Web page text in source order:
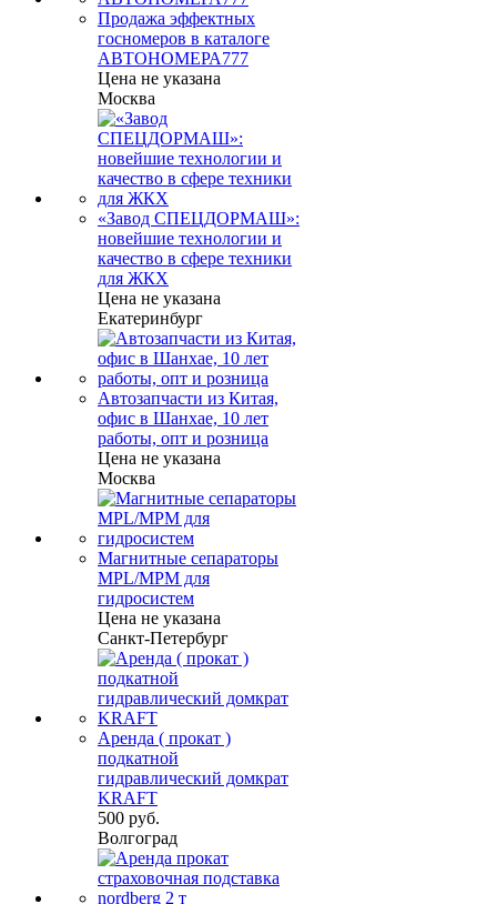
Продажа эффектных
госномеров в каталоге
АВТОНОМЕРА777
Цена не указана
Москва
«Завод СПЕЦДОРМАШ»:
новейшие технологии и
качество в сфере техники
для ЖКХ
Цена не указана
Екатеринбург
Автозапчасти из Китая,
офис в Шанхае, 10 лет
работы, опт и розница
Цена не указана
Москва
Магнитные сепараторы
MPL/MPM для
гидросистем
Цена не указана
Санкт-Петербург
Аренда ( прокат )
подкатной
гидравлический домкрат
KRAFT
500 руб.
Волгоград